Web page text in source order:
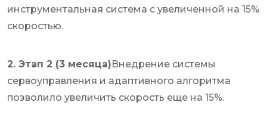
инструментальная система с увеличенной на 15%
скоростью.
2. Этап 2 (3 месяца)Внедрение системы
сервоуправления и адаптивного алгоритма
позволило увеличить скорость еще на 15%.